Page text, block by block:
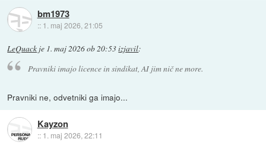
bm1973
:: 1. maj 2026, 21:05
LeQuack je 1. maj 2026 ob 20:53izjavil:
Pravniki imajo licence in sindikat, AI jim nič ne more.
Pravniki ne, odvetniki ga imajo...
Kayzon
:: 1. maj 2026, 22:11